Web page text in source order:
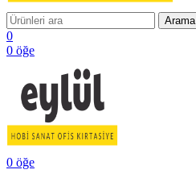
Arama
0
0 öğe
0 öğe